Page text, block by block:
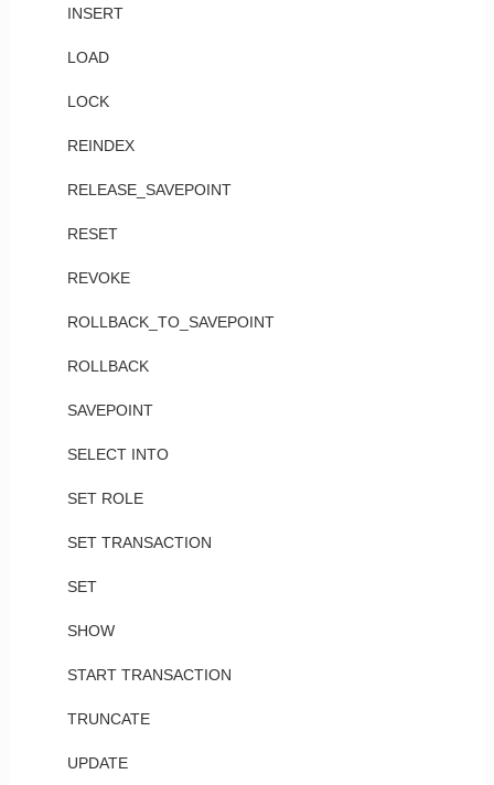
INSERT
LOAD
LOCK
REINDEX
RELEASE_SAVEPOINT
RESET
REVOKE
ROLLBACK_TO_SAVEPOINT
ROLLBACK
SAVEPOINT
SELECT INTO
SET ROLE
SET TRANSACTION
SET
SHOW
START TRANSACTION
TRUNCATE
UPDATE